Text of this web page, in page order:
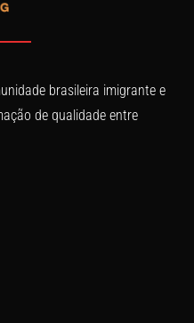
brasileira imigrante e
de qualidade entre